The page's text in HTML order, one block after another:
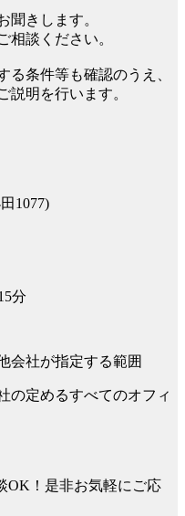
聞きします。
相談ください。
る条件等も確認のうえ、
説明を行います。
1077)
分
会社が指定する範囲
の定めるすべてのオフィ
OK！是非お気軽にご応